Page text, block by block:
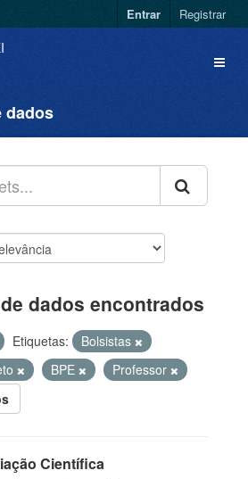
Entrar Registrar
dados
dados encontrados
Etiquetas:
Bolsistas
BPE
Professor
Científica